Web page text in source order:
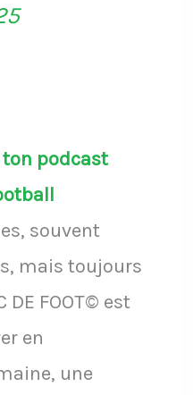
ton podcast
souvent
mais toujours
DE FOOT© est
en
une